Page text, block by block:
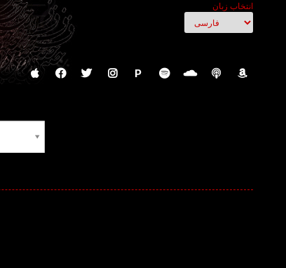
انتخاب زبان
P